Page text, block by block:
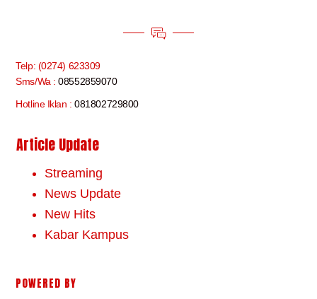
Telp: (0274) 623309
Sms/Wa :08552859070
Hotline Iklan :081802729800
Article Update
Streaming
News Update
New Hits
Kabar Kampus
POWERED BY